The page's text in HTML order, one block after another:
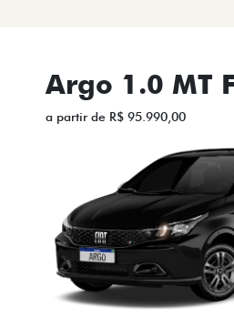
Argo 1.0 MT
a partir de R$ 95.990,00